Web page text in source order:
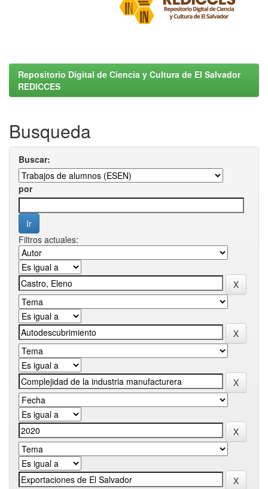
Repositorio Digital de Ciencia y Cultura de El Salvador
REDICCES
Busqueda
Buscar:
por
Filtros actuales: